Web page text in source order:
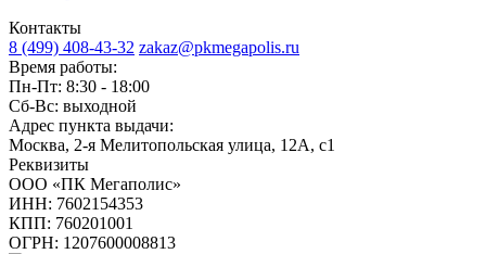
Контакты
8 (499) 408-43-32 zakaz@pkmegapolis.ru
Время работы:
Пн-Пт: 8:30 - 18:00
Сб-Вс: выходной
Адрес пункта выдачи:
Москва, 2-я Мелитопольская улица, 12А, с1
Реквизиты
ООО «ПК Мегаполис»
ИНН: 7602154353
КПП: 760201001
ОГРН: 1207600008813